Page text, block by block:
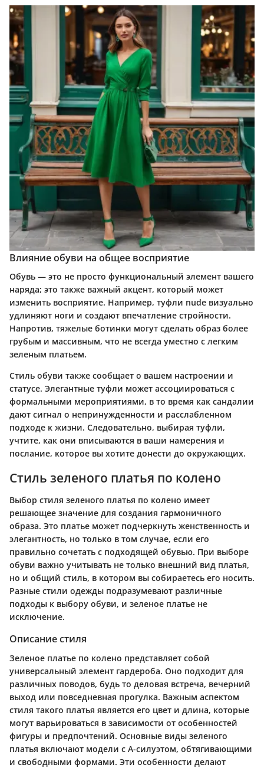
Влияние обуви на общее восприятие
Обувь — это не просто функциональный элемент вашего
наряда; это также важный акцент, который может
изменить восприятие. Например, туфли nude визуально
удлиняют ноги и создают впечатление стройности.
Напротив, тяжелые ботинки могут сделать образ более
грубым и массивным, что не всегда уместно с легким
зеленым платьем.
Стиль обуви также сообщает о вашем настроении и
статусе. Элегантные туфли может ассоциироваться с
формальными мероприятиями, в то время как сандалии
дают сигнал о непринужденности и расслабленном
подходе к жизни. Следовательно, выбирая туфли,
учтите, как они вписываются в ваши намерения и
послание, которое вы хотите донести до окружающих.
Стиль зеленого платья по колено
Выбор стиля зеленого платья по колено имеет
решающее значение для создания гармоничного
образа. Это платье может подчеркнуть женственность и
элегантность, но только в том случае, если его
правильно сочетать с подходящей обувью. При выборе
обуви важно учитывать не только внешний вид платья,
но и общий стиль, в котором вы собираетесь его носить.
Разные стили одежды подразумевают различные
подходы к выбору обуви, и зеленое платье не
исключение.
Описание стиля
Зеленое платье по колено представляет собой
универсальный элемент гардероба. Оно подходит для
различных поводов, будь то деловая встреча, вечерний
выход или повседневная прогулка. Важным аспектом
стиля такого платья является его цвет и длина, которые
могут варьироваться в зависимости от особенностей
фигуры и предпочтений. Основные виды зеленого
платья включают модели с А-силуэтом, обтягивающими
и свободными формами. Эти особенности делают